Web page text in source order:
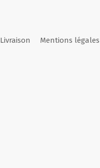
Livraison Mentions légales